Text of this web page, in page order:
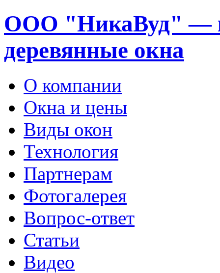
ООО "НикаВуд" —
деревянные окна
О компании
Окна и цены
Виды окон
Технология
Партнерам
Фотогалерея
Вопрос-ответ
Статьи
Видео